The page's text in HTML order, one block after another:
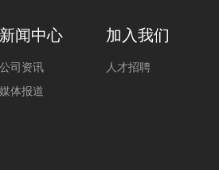
新闻中心
公司资讯
媒体报道
加入我们
人才招聘